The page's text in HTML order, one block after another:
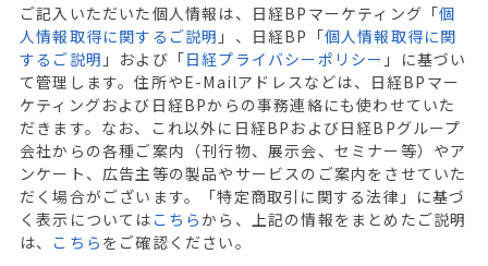
ご記入いただいた個人情報は、日経BPマーケティング「個
人情報取得に関するご説明 」、日経BP「個人情報取得に関
するご説明 」および「日経プライバシーポリシー 」に基づい
て管理します。住所やE-Mailアドレスなどは、日経BPマー
ケティングおよび日経BPからの事務連絡にも使わせていた
だきます。なお、これ以外に日経BPおよび日経BPグループ
会社からの各種ご案内（刊行物、展示会、セミナー等）やア
ンケート、広告主等の製品やサービスのご案内をさせていた
だく場合がございます。「特定商取引に関する法律」に基づ
く表示については こちらから、上記の情報をまとめたご説明
は、 こちら をご確認ください。